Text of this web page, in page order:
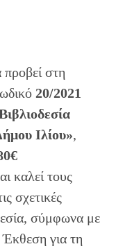
στη
20/2021
Ιλίου»,
καλεί τους
σχετικές
σύμφωνα με
Έκθεση για τη